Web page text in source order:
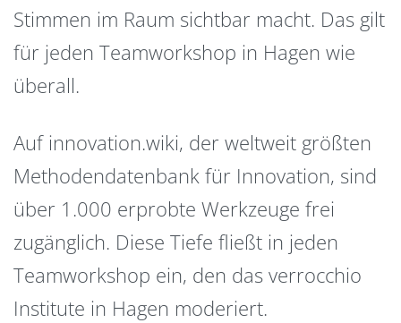
Stimmen im Raum sichtbar macht. Das gilt
für jeden Teamworkshop in Hagen wie
überall.
Auf innovation.wiki, der weltweit größten
Methodendatenbank für Innovation, sind
über 1.000 erprobte Werkzeuge frei
zugänglich. Diese Tiefe fließt in jeden
Teamworkshop ein, den das verrocchio
Institute in Hagen moderiert.